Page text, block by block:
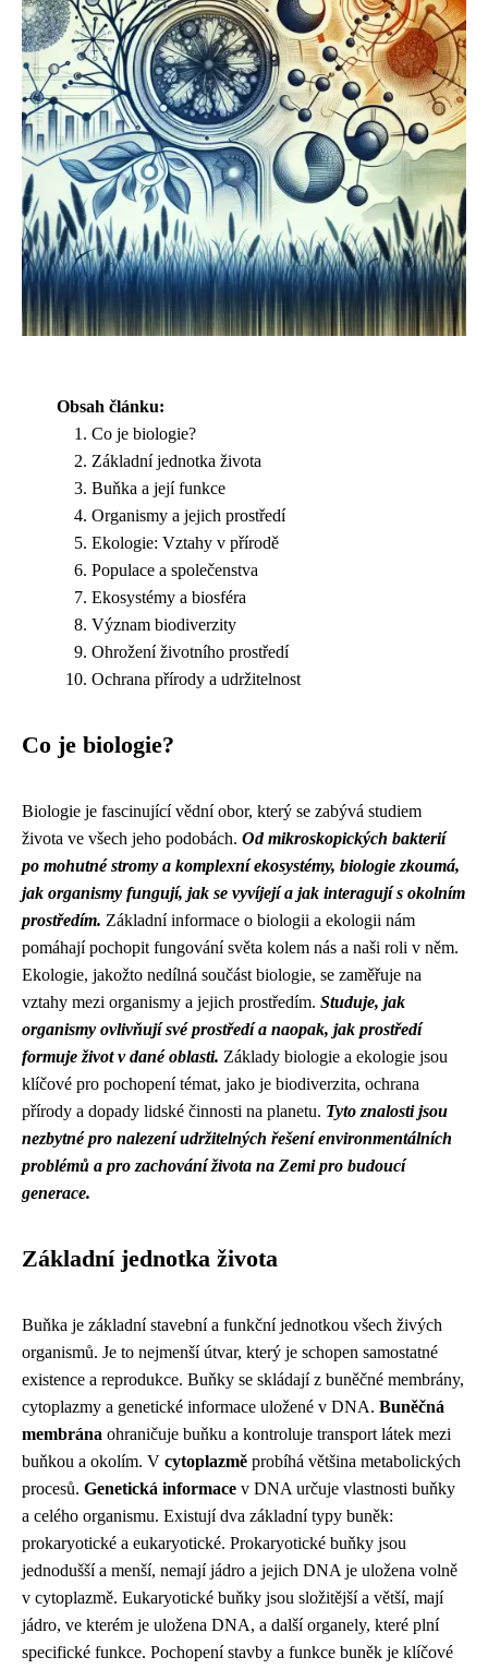
Obsah článku:
Co je biologie?
Základní jednotka života
Buňka a její funkce
Organismy a jejich prostředí
Ekologie: Vztahy v přírodě
Populace a společenstva
Ekosystémy a biosféra
Význam biodiverzity
Ohrožení životního prostředí
Ochrana přírody a udržitelnost
Co je biologie?
Biologie je fascinující vědní obor, který se zabývá studiem
života ve všech jeho podobách. Od mikroskopických bakterií
po mohutné stromy a komplexní ekosystémy, biologie zkoumá,
jak organismy fungují, jak se vyvíjejí a jak interagují s okolním
prostředím. Základní informace o biologii a ekologii nám
pomáhají pochopit fungování světa kolem nás a naši roli v něm.
Ekologie, jakožto nedílná součást biologie, se zaměřuje na
vztahy mezi organismy a jejich prostředím. Studuje, jak
organismy ovlivňují své prostředí a naopak, jak prostředí
formuje život v dané oblasti. Základy biologie a ekologie jsou
klíčové pro pochopení témat, jako je biodiverzita, ochrana
přírody a dopady lidské činnosti na planetu. Tyto znalosti jsou
nezbytné pro nalezení udržitelných řešení environmentálních
problémů a pro zachování života na Zemi pro budoucí
generace.
Základní jednotka života
Buňka je základní stavební a funkční jednotkou všech živých
organismů. Je to nejmenší útvar, který je schopen samostatné
existence a reprodukce. Buňky se skládají z buněčné membrány,
cytoplazmy a genetické informace uložené v DNA. Buněčná
membrána ohraničuje buňku a kontroluje transport látek mezi
buňkou a okolím. V cytoplazmě probíhá většina metabolických
procesů. Genetická informace v DNA určuje vlastnosti buňky
a celého organismu. Existují dva základní typy buněk:
prokaryotické a eukaryotické. Prokaryotické buňky jsou
jednodušší a menší, nemají jádro a jejich DNA je uložena volně
v cytoplazmě. Eukaryotické buňky jsou složitější a větší, mají
jádro, ve kterém je uložena DNA, a další organely, které plní
specifické funkce. Pochopení stavby a funkce buněk je klíčové